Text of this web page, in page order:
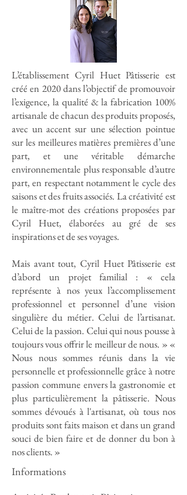
L’établissement Cyril Huet Pâtisserie est
créé en 2020 dans l’objectif de promouvoir
l’exigence, la qualité & la fabrication 100%
artisanale de chacun des produits proposés,
avec un accent sur une sélection pointue
sur les meilleures matières premières d’une
part, et une véritable démarche
environnementale plus responsable d’autre
part, en respectant notamment le cycle des
saisons et des fruits associés. La créativité est
le maître-mot des créations proposées par
Cyril Huet, élaborées au gré de ses
inspirations et de ses voyages.
Mais avant tout, Cyril Huet Pâtisserie est
d’abord un projet familial : « cela
représente à nos yeux l’accomplissement
professionnel et personnel d’une vision
singulière du métier. Celui de l’artisanat.
Celui de la passion. Celui qui nous pousse à
toujours vous offrir le meilleur de nous. » «
Nous nous sommes réunis dans la vie
personnelle et professionnelle grâce à notre
passion commune envers la gastronomie et
plus particulièrement la pâtisserie. Nous
sommes dévoués à l'artisanat, où tous nos
produits sont faits maison et dans un grand
souci de bien faire et de donner du bon à
nos clients. »
Informations